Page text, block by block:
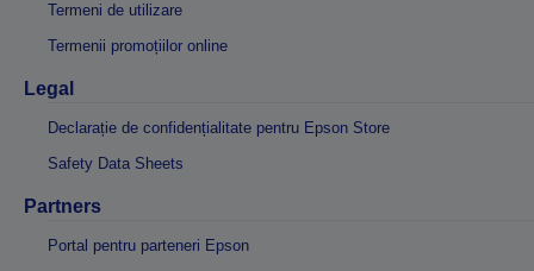
Termeni de utilizare
Termenii promoțiilor online
Legal
Declarație de confidențialitate pentru Epson Store
Safety Data Sheets
Partners
Portal pentru parteneri Epson